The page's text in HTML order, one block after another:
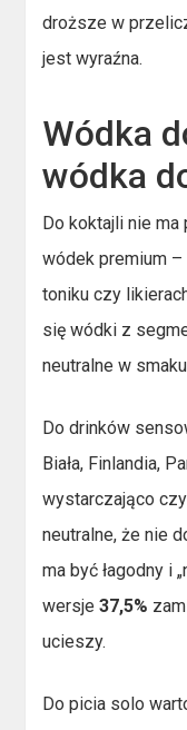
droższe w
jest wyraźna.
Wódka
wódka
Do koktajli nie
wódek premium
toniku czy
się wódki z
neutralne w
Do drinków
Biała, Finlandia,
wystarczająco
neutralne, że nie
ma być łagodny i
wersje37,5%
ucieszy.
Do picia solo